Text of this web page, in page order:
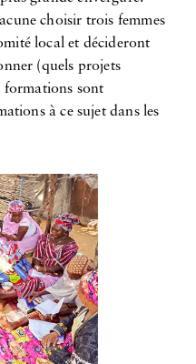
choisir trois femmes
local et décideront
(quels projets
formations sont
à ce sujet dans les